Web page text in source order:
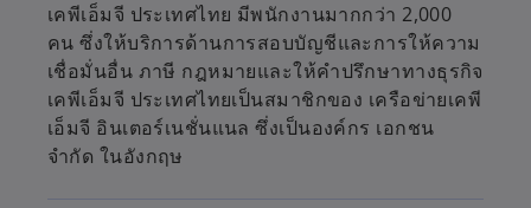
เคพีเอ็มจี ประเทศไทย มีพนักงานมากกว่า 2,000
คน ซึ่งให้บริการด้านการสอบบัญชีและการให้ความ
เชื่อมั่นอื่น ภาษี กฎหมายและให้คำปรึกษาทางธุรกิจ
เคพีเอ็มจี ประเทศไทยเป็นสมาชิกของ เครือข่ายเคพี
เอ็มจี อินเตอร์เนชั่นแนล ซึ่งเป็นองค์กร เอกชน
จำกัด ในอังกฤษ